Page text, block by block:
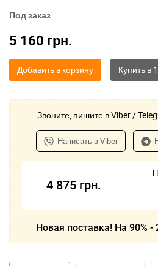
Под заказ
5 160 грн.
Добавить в корзину
Звоните, пишите в Viber /
Написать в Viber
4 875 грн.
Новая поставка! На 90% -